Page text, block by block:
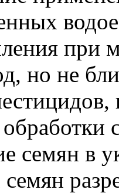
при
но не
семян в